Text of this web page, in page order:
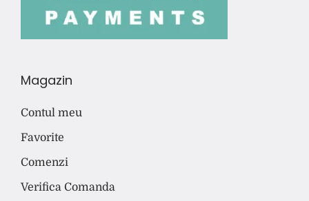
Magazin
Contul meu
Favorite
Comenzi
Verifica Comanda